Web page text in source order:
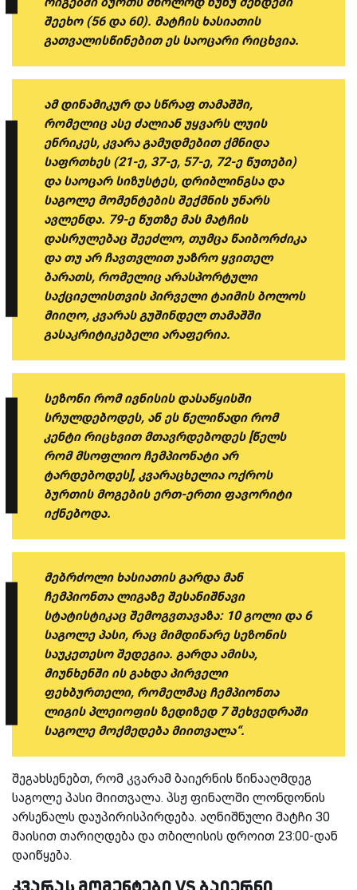
შეეხო (56 და 60). მატჩის ხასიათის
გათვალისწინებით ეს საოცარი რიცხვია.
ამ დინამიკურ და სწრაფ თამაშში,
რომელიც ასე ძალიან უყვარს ლუის
ენრიკეს, კვარა გამუდმებით ქმნიდა
საფრთხეს (21-ე, 37-ე, 57-ე, 72-ე წუთები)
და საოცარ სიზუსტეს, დრიბლინგსა და
საგოლე მომენტების შექმნის უნარს
ავლენდა. 79-ე წუთზე მას მატჩის
დასრულებაც შეეძლო, თუმცა წაიბორძიკა
და თუ არ ჩავთვლით უაზრო ყვითელ
ბარათს, რომელიც არასპორტული
საქციელისთვის პირველი ტაიმის ბოლოს
მიიღო, კვარას გუშინდელ თამაშში
გასაკრიტიკებელი არაფერია.
სეზონი რომ ივნისის დასაწყისში
სრულდებოდეს, ან ეს წელიწადი რომ
კენტი რიცხვით მთავრდებოდეს [წელს
რომ მსოფლიო ჩემპიონატი არ
ტარდებოდეს], კვარაცხელია ოქროს
ბურთის მოგების ერთ-ერთი ფავორიტი
იქნებოდა.
მებრძოლი ხასიათის გარდა მან
ჩემპიონთა ლიგაზე შესანიშნავი
სტატისტიკაც შემოგვთავაზა: 10 გოლი და 6
საგოლე პასი, რაც მიმდინარე სეზონის
საუკეთესო შედეგია. გარდა ამისა,
მიუნხენში ის გახდა პირველი
ფეხბურთელი, რომელმაც ჩემპიონთა
ლიგის პლეიოფის ზედიზედ 7 შეხვედრაში
საგოლე მოქმედება მიითვალა“.
შეგახსენებთ, რომ კვარამ ბაიერნის წინააღმდეგ
საგოლე პასი მიითვალა. პსჟ ფინალში ლონდონის
არსენალს დაუპირისპირდება. აღნიშნული მატჩი 30
მაისით თარიღდება და თბილისის დროით 23:00-დან
დაიწყება.